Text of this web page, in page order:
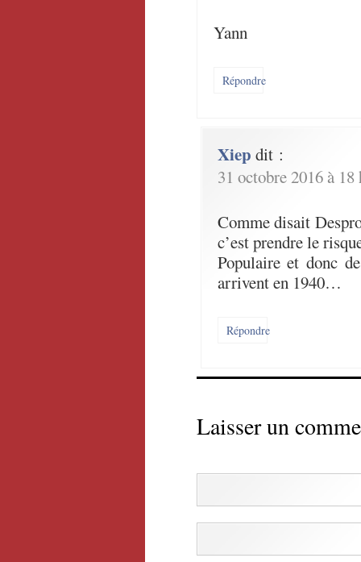
Yann
Répondre
Xiep dit :
31 octobre 2016 à
Comme disait
c’est prendre le
Populaire et donc
arrivent en 1940…
Répondre
Laisser un